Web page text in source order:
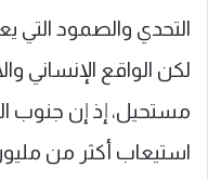
التحدي والصمود
لكن الواقع الإنساني
مستحيل، إذ إن جنوب
استيعاب أكثر من